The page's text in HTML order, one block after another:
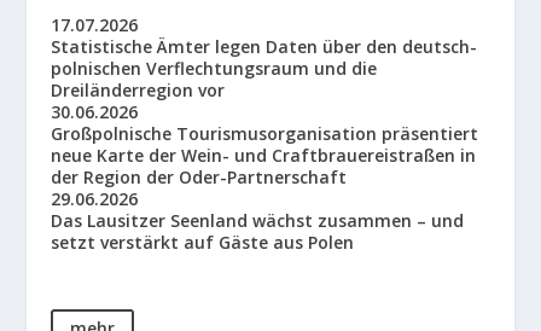
17.07.2026
Statistische Ämter legen Daten über den deutsch-
polnischen Verflechtungsraum und die
Dreiländerregion vor
30.06.2026
Großpolnische Tourismusorganisation präsentiert
neue Karte der Wein- und Craftbrauereistraßen in
der Region der Oder-Partnerschaft
29.06.2026
Das Lausitzer Seenland wächst zusammen – und
setzt verstärkt auf Gäste aus Polen